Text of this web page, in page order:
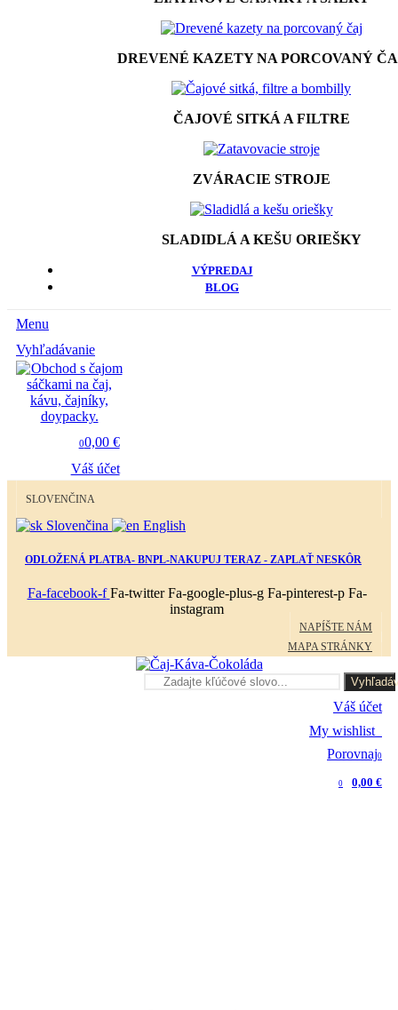
DREVENÉ KAZETY NA PORCOVANÝ
ČAJOVÉ SITKÁ A FILTRE
ZVÁRACIE STROJE
SLADIDLÁ A KEŠU ORIEŠKY
VÝPREDAJ
BLOG
Menu
Vyhľadávanie
00,00 €
Váš účet
SLOVENČINA
Slovenčina English
ODLOŽENÁ PLATBA- BNPL-NAKUPUJ TERAZ - ZAPLAŤ NESKÔR
Fa-facebook-f Fa-twitter Fa-google-plus-g Fa-pinterest-p Fa-
instagram
NAPÍŠTE NÁM
MAPA STRÁNKY
Váš účet
My wishlist
Porovnaj0
0 0,00 €